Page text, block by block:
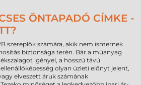
ÖNTAPADÓ CÍMKE -
szereplők számára, akik nem ismernek
biztonsága terén. Bár a műanyag
igényel, a hosszú távú
olyan üzleti előnyt jelent,
elveszett áruk számának